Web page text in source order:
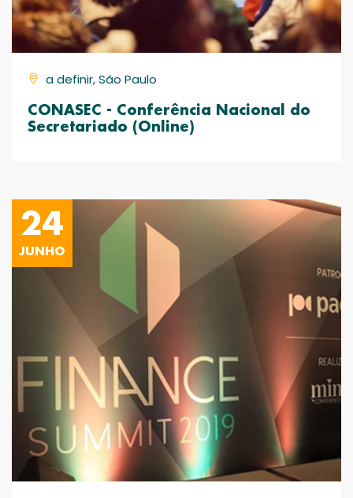
a definir, São Paulo
CONASEC - Conferência Nacional do
Secretariado (Online)
24
JUNHO